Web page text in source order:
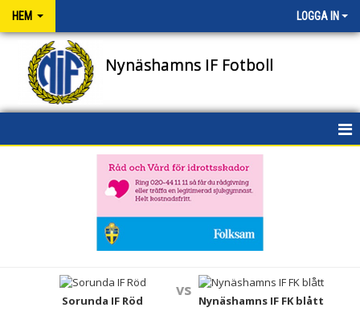
HEM LOGGA IN
Nynäshamns IF Fotboll
NIFENS FONDSorunda IF Röd
vs
Nynäshamns IF FK blått